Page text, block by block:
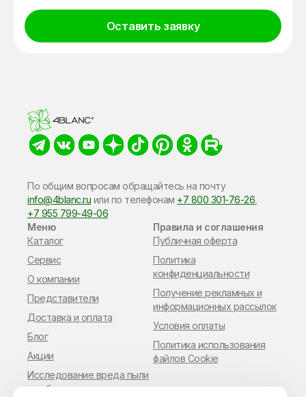
Оставить заявку
По общим вопросам обращайтесь на почту
info@4blanc.ru или по​ телефонам +7 800 301-76-26
+7 955 799-49-06
Меню
Каталог
Сервис
О компании
Представители
Доставка и оплата
Блог
Акции
Исследование вреда пыли
в работе мастера
Правила и соглашения
Публичная оферта
Политика
конфиденциальности
Получение рекламных и
информационных рассылок
Условия оплаты
Политика использования
файлов Cookie